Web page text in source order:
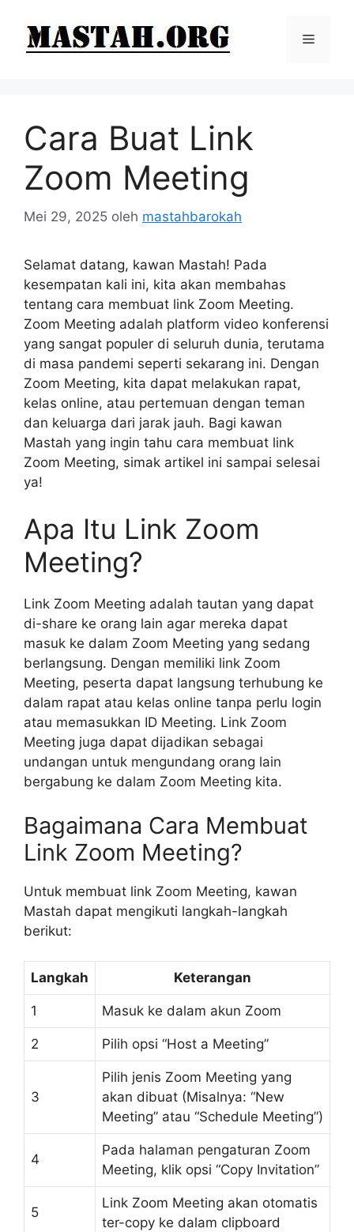
Menu
Cara Buat Link
Zoom Meeting
Mei 29, 2025 oleh mastahbarokah
Selamat datang, kawan Mastah! Pada
kesempatan kali ini, kita akan membahas
tentang cara membuat link Zoom Meeting.
Zoom Meeting adalah platform video konferensi
yang sangat populer di seluruh dunia, terutama
di masa pandemi seperti sekarang ini. Dengan
Zoom Meeting, kita dapat melakukan rapat,
kelas online, atau pertemuan dengan teman
dan keluarga dari jarak jauh. Bagi kawan
Mastah yang ingin tahu cara membuat link
Zoom Meeting, simak artikel ini sampai selesai
ya!
Apa Itu Link Zoom
Meeting?
Link Zoom Meeting adalah tautan yang dapat
di-share ke orang lain agar mereka dapat
masuk ke dalam Zoom Meeting yang sedang
berlangsung. Dengan memiliki link Zoom
Meeting, peserta dapat langsung terhubung ke
dalam rapat atau kelas online tanpa perlu login
atau memasukkan ID Meeting. Link Zoom
Meeting juga dapat dijadikan sebagai
undangan untuk mengundang orang lain
bergabung ke dalam Zoom Meeting kita.
Bagaimana Cara Membuat
Link Zoom Meeting?
Untuk membuat link Zoom Meeting, kawan
Mastah dapat mengikuti langkah-langkah
berikut:
Langkah Keterangan
1 Masuk ke dalam akun Zoom
2 Pilih opsi “Host a Meeting”
3
Pilih jenis Zoom Meeting yang
akan dibuat (Misalnya: “New
Meeting” atau “Schedule Meeting”)
4
Pada halaman pengaturan Zoom
Meeting, klik opsi “Copy Invitation”
5
Link Zoom Meeting akan otomatis
ter-copy ke dalam clipboard